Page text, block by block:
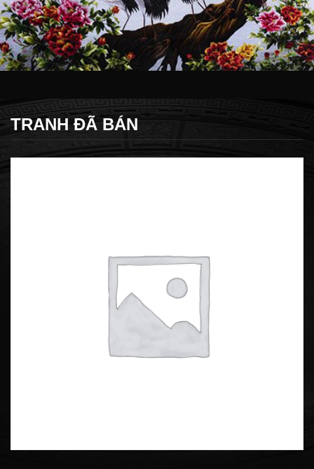
TRANH ĐÃ BÁN